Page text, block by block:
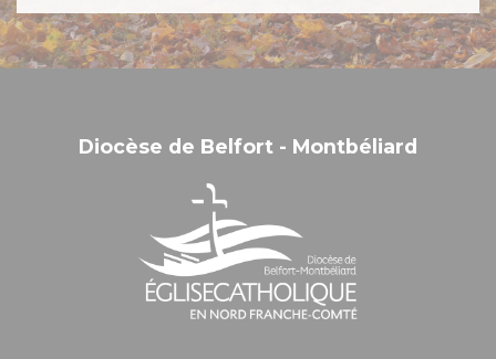
Diocèse de Belfort - Montbéliard